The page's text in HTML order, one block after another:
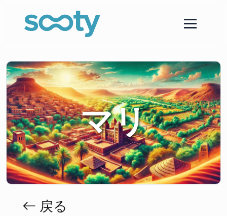
マリ
戻る